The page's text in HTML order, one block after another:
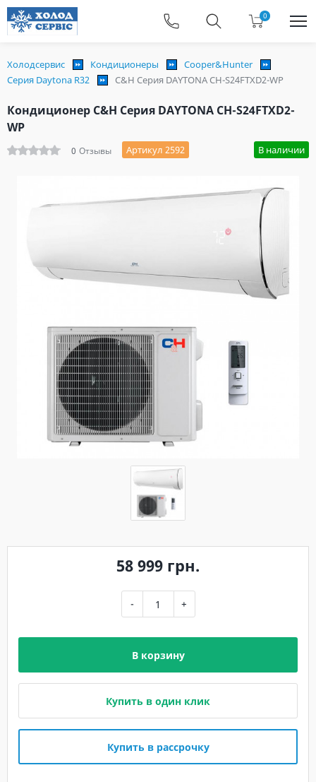
0
Холодсервис Кондиционеры
Cooper&Hunter
Серия Daytona R32
C&H Серия DAYTONA CH-S24FTXD2-WP
Кондиционер C&H Серия DAYTONA CH-S24FTXD2-
WP
0 Отзывы Артикул 2592 В наличии
58 999 грн.
- +
В корзину
Купить в один клик
Купить в рассрочку